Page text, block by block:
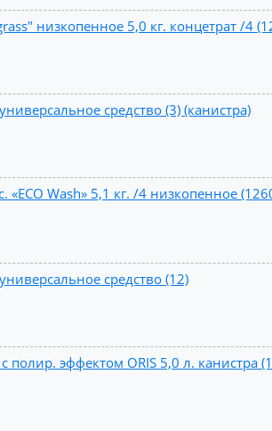
низкопенное 5,0 кг. концетрат /4
средство (3) (канистра)
«ECO Wash» 5,1 кг. /4 низкопенное
средство (12)
полир. эффектом ORIS 5,0 л. канистра